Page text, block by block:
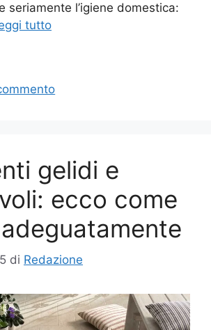
seriamente l’igiene domestica:
tutto
gelidi e
ecco come
di Redazione